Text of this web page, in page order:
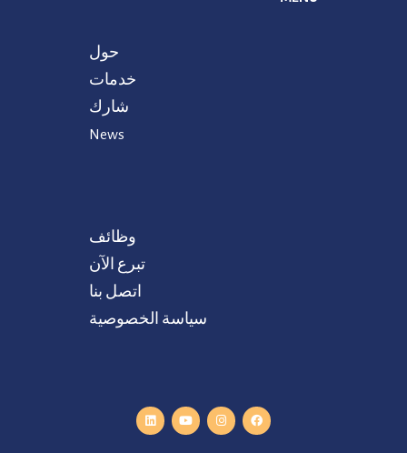
حول
خدمات
شارك
News
وظائف
تبرع الآن
اتصل بنا
سياسة الخصوصية